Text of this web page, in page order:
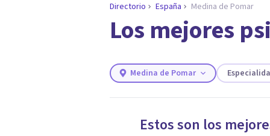
ENCONTRAR MI TERAPEUTA
¿Necesitas ayuda
Responder cuestionario
Directorio España Medina de Pomar
Los mejores
Medina de Pomar
Estos son los